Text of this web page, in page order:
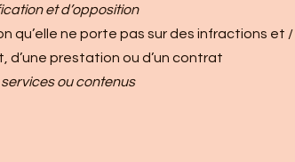
et d’opposition
qu’elle ne porte pas sur des infractions et /
d’une prestation ou d’un contrat
ou contenus